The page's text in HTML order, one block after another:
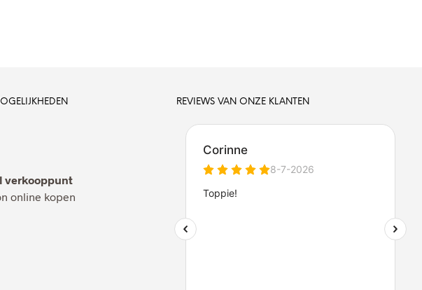
verkooppunt
REVIEWS VAN ONZE KLANTEN